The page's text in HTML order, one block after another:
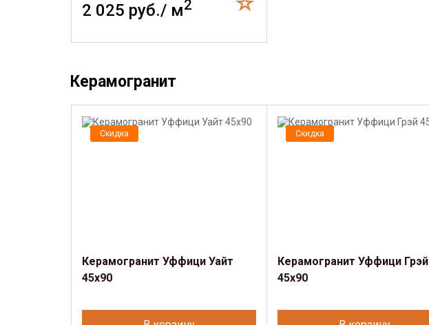
2 025 руб./ м2
Керамогранит
Скидка
Керамогранит Уффици Уайт
45х90
Скидка
Керамогранит Уффици Грэй
45х90